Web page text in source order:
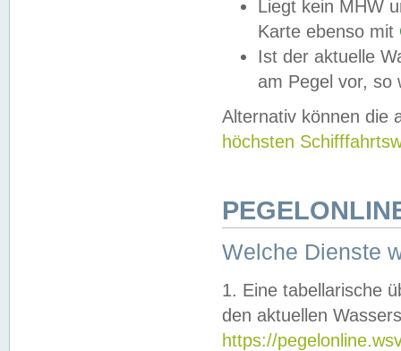
Liegt kein MHW
Karte ebenso mit
Ist der aktuelle
am Pegel vor,
Alternativ können die
höchsten
Welche Dienste
1. Eine tabellarische
den aktuellen
https://